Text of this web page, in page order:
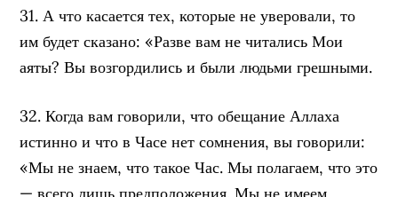
31. А что касается тех, которые не уверовали, то
им будет сказано: «Разве вам не читались Мои
аяты? Вы возгордились и были людьми грешными.
32. Когда вам говорили, что обещание Аллаха
истинно и что в Часе нет сомнения, вы говорили:
«Мы не знаем, что такое Час. Мы полагаем, что это